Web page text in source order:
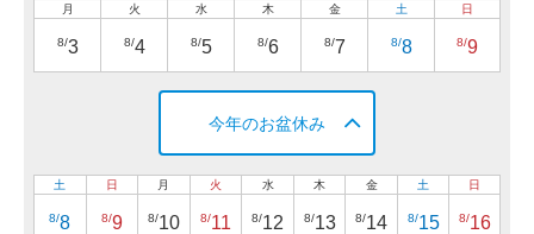
月
8/3
火
8/4
水
8/5
木
8/6
金
8/7
土
8/8
日
8/9
今年のお盆休み
土
8/8
日
8/9
月
8/10
火
8/11
水
8/12
木
8/13
金
8/14
土
8/15
日
8/16